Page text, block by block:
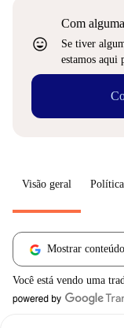
sentiment_very_satisfied
Com
Se tiver
estamos aqui
Visão geral
Mostrar
Você está vendo uma